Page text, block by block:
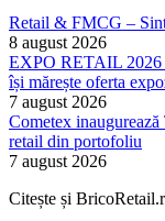
Retail & FMCG –
8 august 2026
EXPO RETAIL 2026
își mărește oferta
7 august 2026
Cometex
retail din portofoliu
7 august 2026
Citește și